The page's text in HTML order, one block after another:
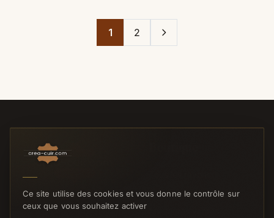
1 2
L'outillage et les
Nouveautés
Ce site utilise des cookies et vous donne le contrôle sur
ceux que vous souhaitez activer